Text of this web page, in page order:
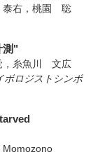
右，桃園 聡
測"
糸魚川 文広
ボロジストシンポ
Momozono